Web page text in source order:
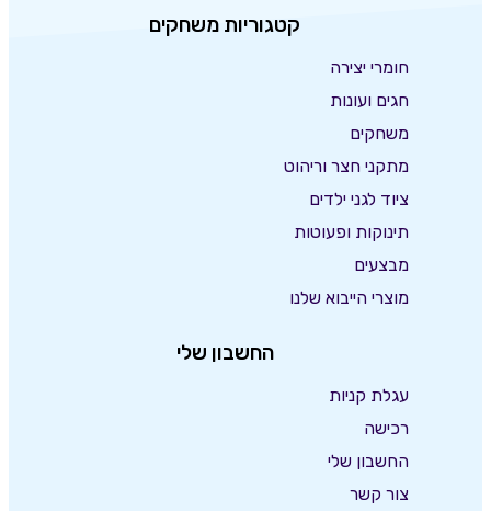
קטגוריות משחקים
חומרי יצירה
חגים ועונות
משחקים
מתקני חצר וריהוט
ציוד לגני ילדים
תינוקות ופעוטות
מבצעים
מוצרי הייבוא שלנו
החשבון שלי
עגלת קניות
רכישה
החשבון שלי
צור קשר